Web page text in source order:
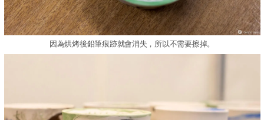
因為烘烤後鉛筆痕跡就會消失，所以不需要擦掉。